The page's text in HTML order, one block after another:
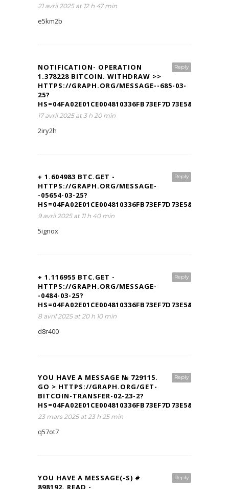
21 avril 2025 at 12 h 47 min
e5km2b
Reply
NOTIFICATION- OPERATION
1.378228 BITCOIN. WITHDRAW >>
HTTPS://GRAPH.ORG/MESSAGE--685-03-
25?
HS=04FA02E01CE004810336FB73EF7D73E5&
17 avril 2025 at 3 h 20 min
2iry2h
Reply
+ 1.604983 BTC.GET -
HTTPS://GRAPH.ORG/MESSAGE-
-05654-03-25?
HS=04FA02E01CE004810336FB73EF7D73E5&
9 avril 2025 at 11 h 40 min
5ignox
Reply
+ 1.116955 BTC.GET -
HTTPS://GRAPH.ORG/MESSAGE-
-0484-03-25?
HS=04FA02E01CE004810336FB73EF7D73E5&
8 avril 2025 at 20 h 10 min
d8r400
Reply
YOU HAVE A MESSAGE № 729115.
GO > HTTPS://GRAPH.ORG/GET-
BITCOIN-TRANSFER-02-23-2?
HS=04FA02E01CE004810336FB73EF7D73E5&
23 mars 2025 at 23 h 25 min
q57ot7
Reply
YOU HAVE A MESSAGE(-S) #
898192. READ -